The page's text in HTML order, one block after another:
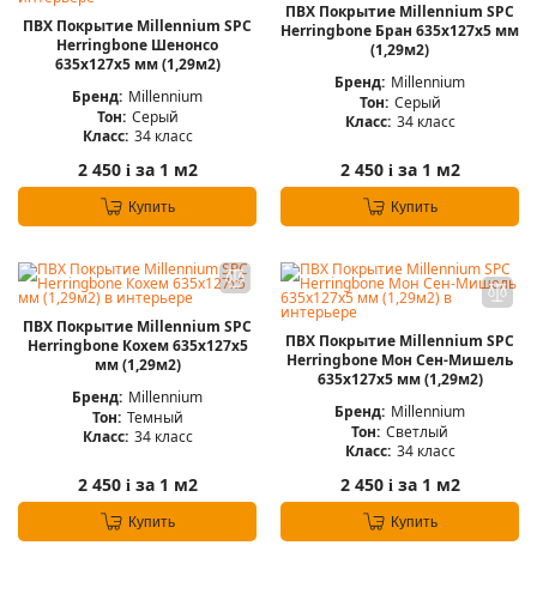
ПВХ Покрытие Millennium SPC
Herringbone Шенонсо
635x127x5 мм (1,29м2)
Бренд: Millennium
Тон: Серый
Класс: 34 класс
2 450 iза 1 м2
Купить
ПВХ Покрытие Millennium SPC
Herringbone Бран 635x127x5 мм
(1,29м2)
Бренд: Millennium
Тон: Серый
Класс: 34 класс
2 450 iза 1 м2
Купить
ПВХ Покрытие Millennium SPC
Herringbone Кохем 635x127x5
мм (1,29м2)
Бренд: Millennium
Тон: Темный
Класс: 34 класс
2 450 iза 1 м2
Купить
ПВХ Покрытие Millennium SPC
Herringbone Мон Сен-Мишель
635x127x5 мм (1,29м2)
Бренд: Millennium
Тон: Светлый
Класс: 34 класс
2 450 iза 1 м2
Купить